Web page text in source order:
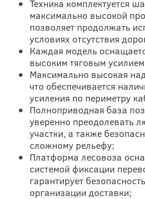
Техника комплектуется
максимально высокой
позволяет продолжать
условиях отсутствия
Каждая модель
высоким тяговым
Максимально высокая
что обеспечивается
усиления по периметру
Полноприводная база
уверенно преодолевать
участки, а также
сложному рельефу;
Платформа лесовоза
системой фиксации
гарантирует
организации доставки;